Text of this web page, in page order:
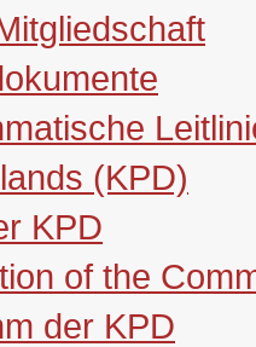
(KPD)
KPD
of the
der KPD